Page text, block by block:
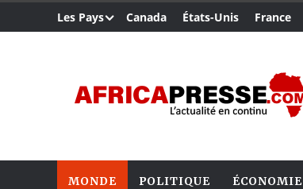
Les Pays Canada États-Unis France
MONDE POLITIQUE ÉCONOMIE